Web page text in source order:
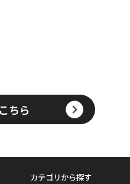
ちら
カテゴリから探す